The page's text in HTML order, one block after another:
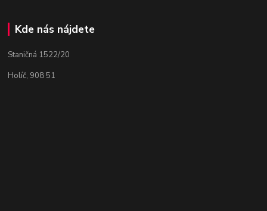
Kde nás nájdete
Staničná 1522/20
Holíč, 908 51